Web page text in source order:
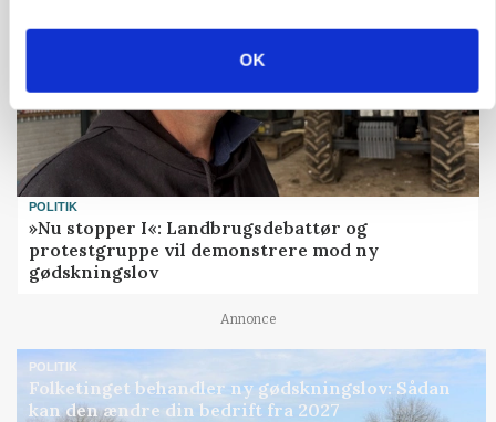
OK
POLITIK
»Nu stopper I«: Landbrugsdebattør og
protestgruppe vil demonstrere mod ny
gødskningslov
Annonce
POLITIK
Folketinget behandler ny gødskningslov: Sådan
kan den ændre din bedrift fra 2027